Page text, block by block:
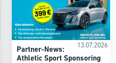
13.07.2026
Partner-News:
Athletic Sport Sponsoring